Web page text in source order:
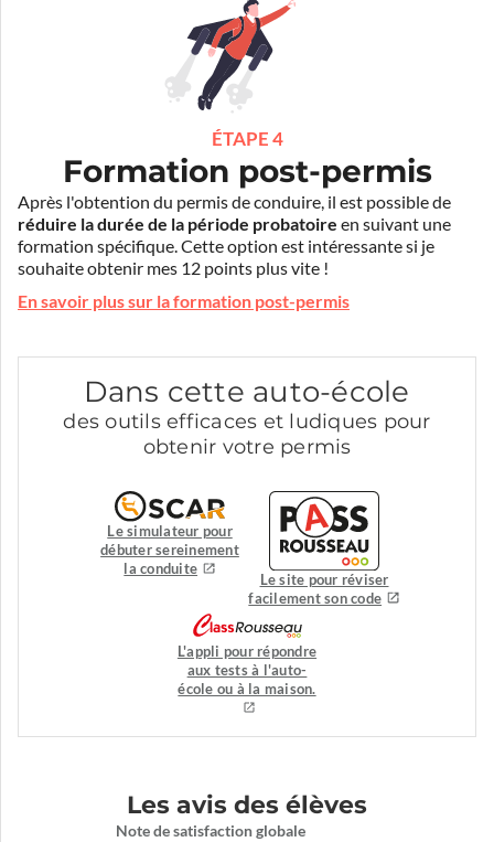
ÉTAPE 4
Formation post-permis
Après l'obtention du permis de conduire, il est possible de
réduire la durée de la période probatoire en suivant une
formation spécifique. Cette option est intéressante si je
souhaite obtenir mes 12 points plus vite !
En savoir plus sur la formation post-permis
Dans cette auto-école
des outils efficaces et ludiques pour
obtenir votre permis
Le simulateur pour
débuter sereinement
la conduite
Le site pour réviser
facilement son code
L'appli pour répondre
aux tests à l'auto-
école ou à la maison.
Les avis des élèves
Note de satisfaction globale